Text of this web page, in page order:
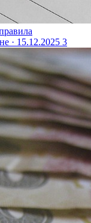
· 15.12.2025 3